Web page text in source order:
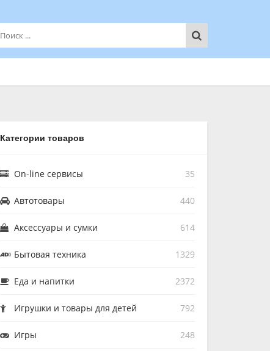
Категории товаров
On-line сервисы 35
Автотовары 440
Аксессуары и сумки 614
Бытовая техника 1329
Еда и напитки 2372
Игрушки и товары для детей 792
Игры 248